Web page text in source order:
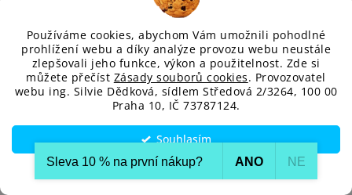
Používáme cookies, abychom Vám umožnili pohodlné
prohlížení webu a díky analýze provozu webu neustále
zlepšovali jeho funkce, výkon a použitelnost. Zde si
můžete přečíst Zásady souborů cookies. Provozovatel
webu ing. Silvie Dědková, sídlem Středová 2/3264, 100 00
Praha 10, IČ 73787124.
Souhlasím
Nastavení
Sleva 10 % na první nákup?​ ANO NE